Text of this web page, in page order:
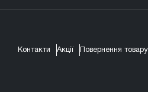
Контакти Акції Повернення товару